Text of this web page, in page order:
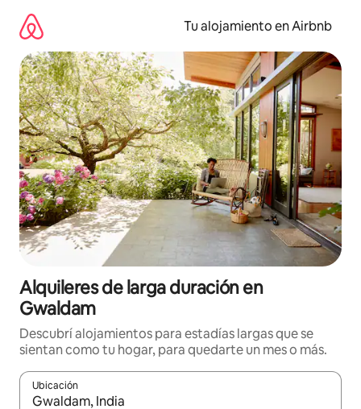
contenido
Tu alojamiento en Airbnb
Alquileres de larga duración en
Gwaldam
Descubrí alojamientos para estadías largas que se
sientan como tu hogar, para quedarte un mes o más.
Ubicación
Cuando los resultados estén disponibles, navegá con las